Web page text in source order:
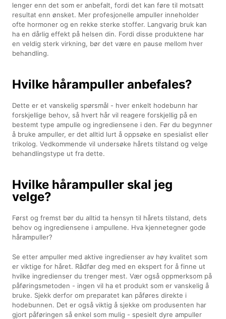
lenger enn det som er anbefalt, fordi det kan føre til motsatt
resultat enn ønsket. Mer profesjonelle ampuller inneholder
ofte hormoner og en rekke sterke stoffer. Langvarig bruk kan
ha en dårlig effekt på helsen din. Fordi disse produktene har
en veldig sterk virkning, bør det være en pause mellom hver
behandling.
Hvilke hårampuller anbefales?
Dette er et vanskelig spørsmål - hver enkelt hodebunn har
forskjellige behov, så hvert hår vil reagere forskjellig på en
bestemt type ampulle og ingrediensene i den. Før du begynner
å bruke ampuller, er det alltid lurt å oppsøke en spesialist eller
trikolog. Vedkommende vil undersøke hårets tilstand og velge
behandlingstype ut fra dette.
Hvilke hårampuller skal jeg
velge?
Først og fremst bør du alltid ta hensyn til hårets tilstand, dets
behov og ingrediensene i ampullene. Hva kjennetegner gode
hårampuller?
Se etter ampuller med aktive ingredienser av høy kvalitet som
er viktige for håret. Rådfør deg med en ekspert for å finne ut
hvilke ingredienser du trenger mest. Vær også oppmerksom på
påføringsmetoden - ingen vil ha et produkt som er vanskelig å
bruke. Sjekk derfor om preparatet kan påføres direkte i
hodebunnen. Det er også viktig å sjekke om produsenten har
gjort påføringen så enkel som mulig - spesielt dyre ampuller